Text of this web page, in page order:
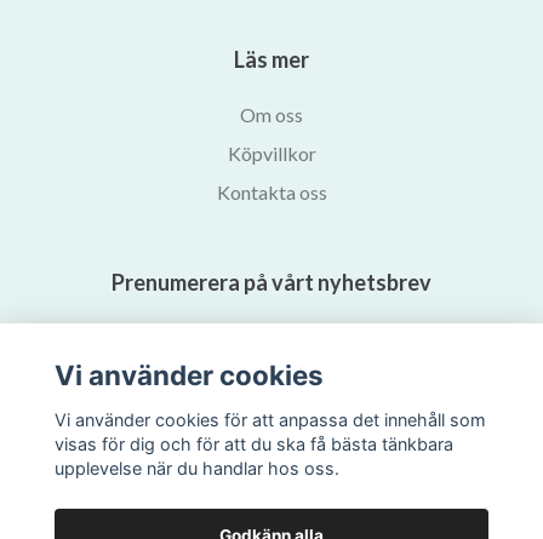
Läs mer
Om oss
Köpvillkor
Kontakta oss
Prenumerera på vårt nyhetsbrev
Vi använder cookies
Vi använder cookies för att anpassa det innehåll som
visas för dig och för att du ska få bästa tänkbara
upplevelse när du handlar hos oss.
Godkänn alla